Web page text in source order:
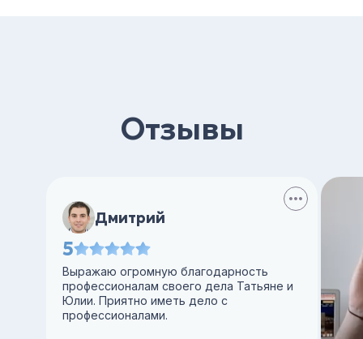
Отзывы
Дмитрий
5
Выражаю огромную благодарность
профессионалам своего дела Татьяне и
Юлии. Приятно иметь дело с
профессионалами.